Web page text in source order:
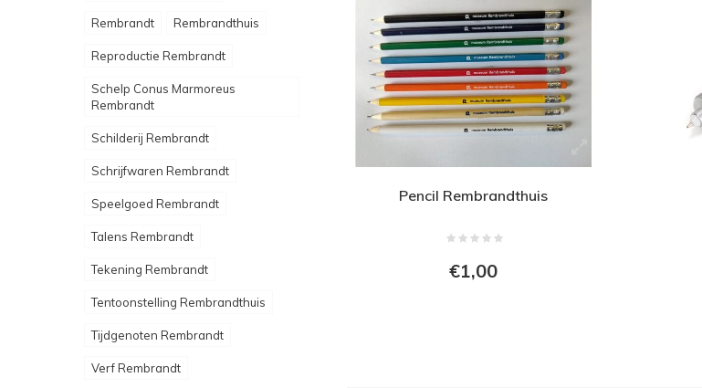
Rembrandt Rembrandthuis
Reproductie Rembrandt
Schelp Conus Marmoreus
Rembrandt
Schilderij Rembrandt
Schrijfwaren Rembrandt
Speelgoed Rembrandt
Talens Rembrandt
Tekening Rembrandt
Tentoonstelling Rembrandthuis
Tijdgenoten Rembrandt
Verf Rembrandt
Pencil Rembrandthuis
€1,00